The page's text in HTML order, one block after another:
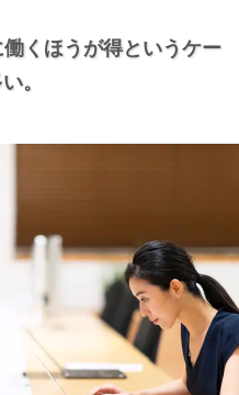
くほうが得というケー
。